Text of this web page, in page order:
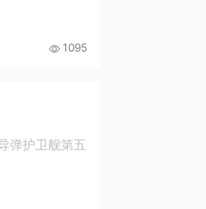
1095
弹护卫舰第五